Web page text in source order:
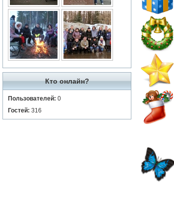
Кто онлайн?
Пользователей: 0
Гостей: 316